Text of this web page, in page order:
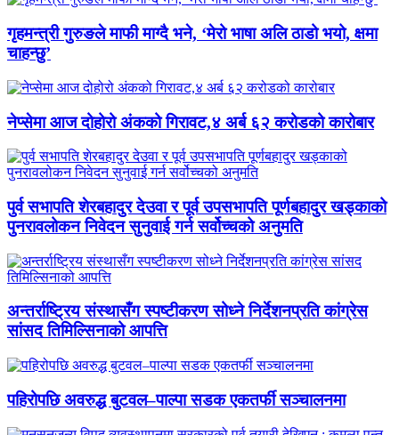
गृहमन्त्री गुरुङले माफी माग्दै भने, ‘मेरो भाषा अलि ठाडो भयो, क्षमा
चाहन्छु’
नेप्सेमा आज दोहोरो अंकको गिरावट,४ अर्ब ६२ करोडको कारोबार
पुर्व सभापति शेरबहादुर देउवा र पूर्व उपसभापति पूर्णबहादुर खड्काको
पुनरावलोकन निवेदन सुनुवाई गर्न सर्वोच्चको अनुमति
अन्तर्राष्ट्रिय संस्थासँग स्पष्टीकरण सोध्ने निर्देशनप्रति कांग्रेस
सांसद तिमिल्सिनाको आपत्ति
पहिरोपछि अवरुद्ध बुटवल–पाल्पा सडक एकतर्फी सञ्चालनमा